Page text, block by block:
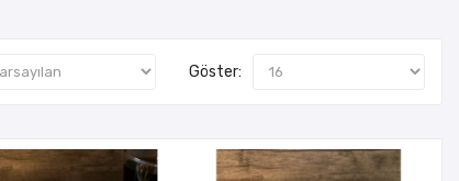
Göster: